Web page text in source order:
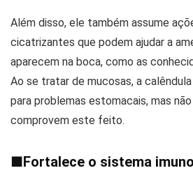
Além disso, ele também assume
cicatrizantes que podem ajudar a
aparecem na boca, como as
Ao se tratar de mucosas, a
para problemas estomacais, mas
comprovem este feito.
■Fortalece o sistema